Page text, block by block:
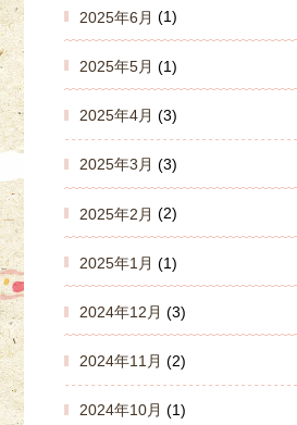
2025年6月 (1)
2025年5月 (1)
2025年4月 (3)
2025年3月 (3)
2025年2月 (2)
2025年1月 (1)
2024年12月 (3)
2024年11月 (2)
2024年10月 (1)